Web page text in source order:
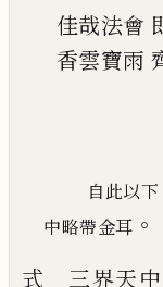
佳哉法會
香雲寶雨
自此以下
中略帶金耳 。
式 三界天中